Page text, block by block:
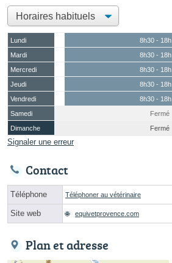
Lundi
8h30 - 18h
Mardi
8h30 - 18h
Mercredi
8h30 - 18h
Jeudi
8h30 - 18h
Vendredi
8h30 - 18h
Samedi
Fermé
Dimanche
Fermé
Signaler une erreur
Contact
Téléphone Téléphoner au vétérinaire
Site web equivetprovence.com
Plan et adresse